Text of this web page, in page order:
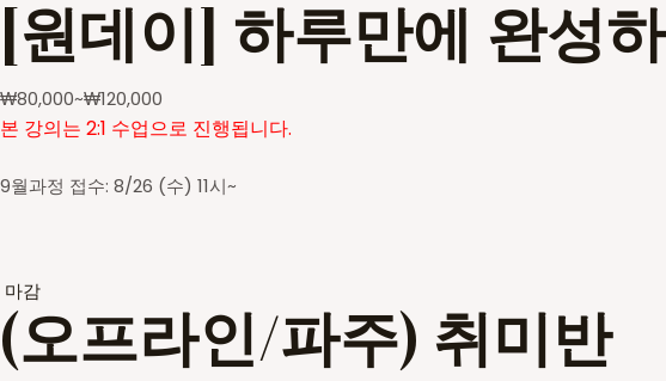
[원데이] 하루만에 완성
₩80,000~₩120,000
본 강의는 2:1 수업으로 진행됩니다.
9월과정 접수: 8/26 (수) 11시~
마감
(오프라인/파주) 취미반